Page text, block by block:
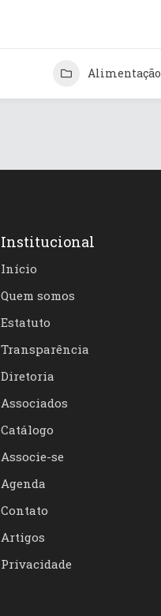
Alimentação
Institucional
Início
Quem somos
Estatuto
Transparência
Diretoria
Associados
Catálogo
Associe-se
Agenda
Contato
Artigos
Privacidade